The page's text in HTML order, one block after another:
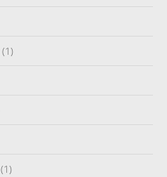
(1)
(1)